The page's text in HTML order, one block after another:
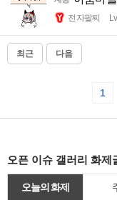
전자팔찌
최근 다음
1
오픈 이슈 갤러리 화제
오늘의 화제